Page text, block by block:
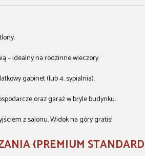
– idealny na rodzinne wieczory.
gabinet (lub 4. sypialnia).
oraz garaż w bryle budynku.
z salonu. Widok na góry gratis!
(PREMIUM